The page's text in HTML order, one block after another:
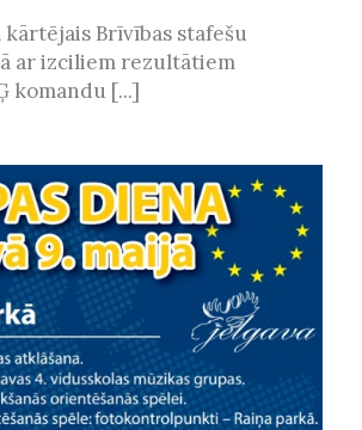
Brīvības stafešu
ar izciliem rezultātiem
komandu [...]